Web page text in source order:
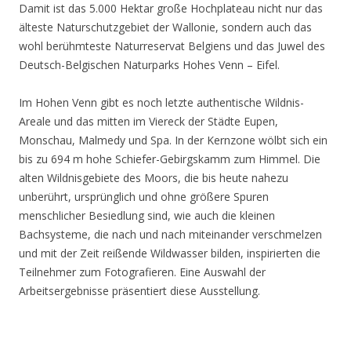
Damit ist das 5.000 Hektar große Hochplateau nicht nur das
älteste Naturschutzgebiet der Wallonie, sondern auch das
wohl berühmteste Naturreservat Belgiens und das Juwel des
Deutsch-Belgischen Naturparks Hohes Venn – Eifel.
Im Hohen Venn gibt es noch letzte authentische Wildnis-
Areale und das mitten im Viereck der Städte Eupen,
Monschau, Malmedy und Spa. In der Kernzone wölbt sich ein
bis zu 694 m hohe Schiefer-Gebirgskamm zum Himmel. Die
alten Wildnisgebiete des Moors, die bis heute nahezu
unberührt, ursprünglich und ohne größere Spuren
menschlicher Besiedlung sind, wie auch die kleinen
Bachsysteme, die nach und nach miteinander verschmelzen
und mit der Zeit reißende Wildwasser bilden, inspirierten die
Teilnehmer zum Fotografieren. Eine Auswahl der
Arbeitsergebnisse präsentiert diese Ausstellung.